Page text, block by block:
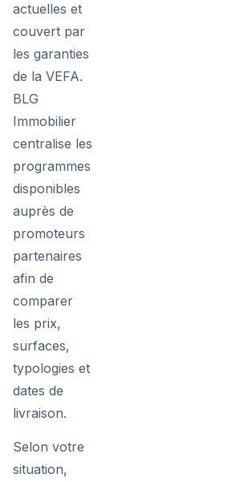
actuelles et
couvert par
les garanties
de la VEFA.
BLG
Immobilier
centralise les
programmes
disponibles
auprès de
promoteurs
partenaires
afin de
comparer
les prix,
surfaces,
typologies et
dates de
livraison.
Selon votre
situation,